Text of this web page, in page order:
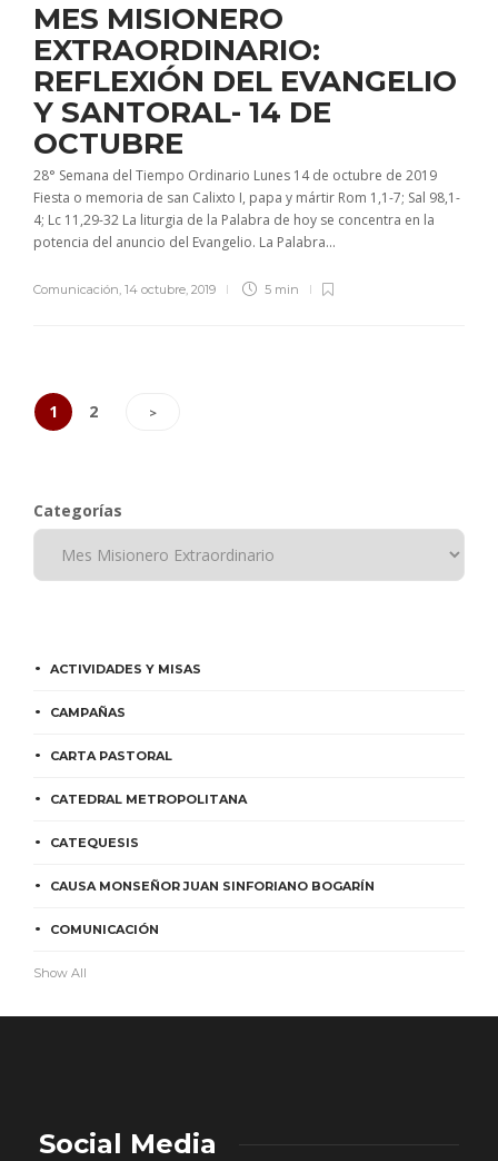
MES MISIONERO
EXTRAORDINARIO:
REFLEXIÓN DEL EVANGELIO
Y SANTORAL- 14 DE
OCTUBRE
28° Semana del Tiempo Ordinario Lunes 14 de octubre de 2019
Fiesta o memoria de san Calixto I, papa y mártir Rom 1,1-7; Sal 98,1-
4; Lc 11,29-32 La liturgia de la Palabra de hoy se concentra en la
potencia del anuncio del Evangelio. La Palabra...
Comunicación, 14 octubre, 2019 5 min
1 2 >
Categorías
ACTIVIDADES Y MISAS
CAMPAÑAS
CARTA PASTORAL
CATEDRAL METROPOLITANA
CATEQUESIS
CAUSA MONSEÑOR JUAN SINFORIANO BOGARÍN
COMUNICACIÓN
Show All
Social Media